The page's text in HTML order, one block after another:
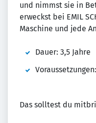
und nimmst sie in
erweckst bei EMIL
Maschine und jede
Dauer: 3,5 Jahre
Das solltest du